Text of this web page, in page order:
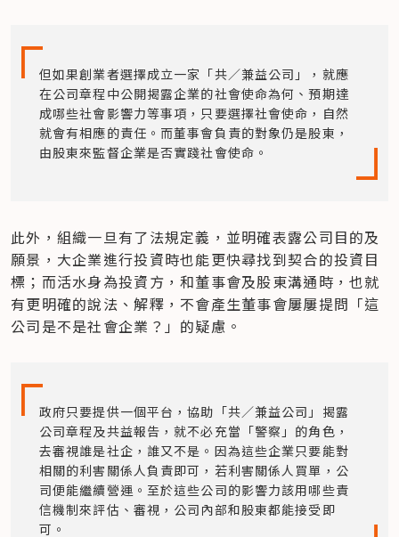
但如果創業者選擇成立一家「共／兼益公司」，就應
在公司章程中公開揭露企業的社會使命為何、預期達
成哪些社會影響力等事項，只要選擇社會使命，自然
就會有相應的責任。而董事會負責的對象仍是股東，
由股東來監督企業是否實踐社會使命。
此外，組織一旦有了法規定義，並明確表露公司目的及
願景，大企業進行投資時也能更快尋找到契合的投資目
標；而活水身為投資方，和董事會及股東溝通時，也就
有更明確的說法、解釋，不會產生董事會屢屢提問「這
公司是不是社會企業？」的疑慮。
政府只要提供一個平台，協助「共／兼益公司」揭露
公司章程及共益報告，就不必充當「警察」的角色，
去審視誰是社企，誰又不是。因為這些企業只要能對
相關的利害關係人負責即可，若利害關係人買單，公
司便能繼續營運。至於這些公司的影響力該用哪些責
信機制來評估、審視，公司內部和股東都能接受即
可。